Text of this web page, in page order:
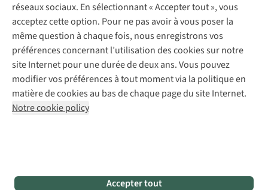
réseaux sociaux. En sélectionnant « Accepter tout », vous
acceptez cette option. Pour ne pas avoir à vous poser la
même question à chaque fois, nous enregistrons vos
préférences concernant l’utilisation des cookies sur notre
site Internet pour une durée de deux ans. Vous pouvez
modifier vos préférences à tout moment via la politique en
matière de cookies au bas de chaque page du site Internet.
Notre cookie policy
Accepter tout
Mentions légales
Politique de confidentialité
Conditions générales
Cookie Policy
AS Adventure Luxemburg SA,